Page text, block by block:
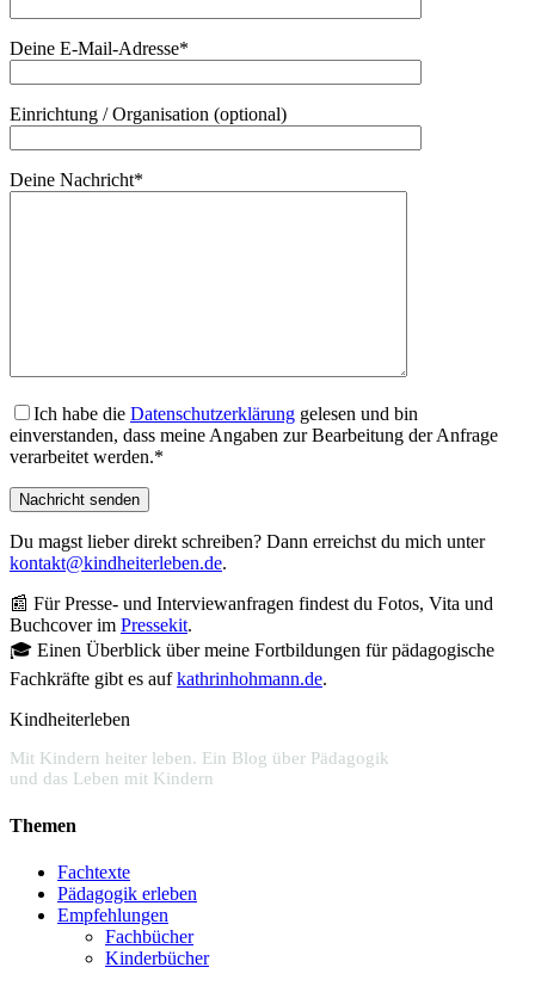
Deine E-Mail-Adresse*
Einrichtung / Organisation (optional)
Deine Nachricht*
Ich habe die Datenschutzerklärung gelesen und bin
einverstanden, dass meine Angaben zur Bearbeitung der Anfrage
verarbeitet werden.*
Du magst lieber direkt schreiben? Dann erreichst du mich unter
kontakt@kindheiterleben.de.
📰 Für Presse- und Interviewanfragen findest du Fotos, Vita und
Buchcover im Pressekit.
🎓 Einen Überblick über meine Fortbildungen für pädagogische
Fachkräfte gibt es aufkathrinhohmann.de.
Kindheiterleben
Mit Kindern heiter leben. Ein Blog über Pädagogik
und das Leben mit Kindern
Themen
Fachtexte
Pädagogik erleben
Empfehlungen
Fachbücher
Kinderbücher